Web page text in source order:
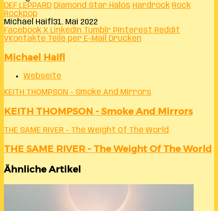
DEF LEPPARD Diamond Star Halos Hardrock Rock
Rockpop
Michael Haifl 31. Mai 2022
Facebook X LinkedIn Tumblr Pinterest Reddit
VKontakte Teile per E-Mail Drucken
Michael Haifl
Webseite
KEITH THOMPSON - Smoke And Mirrors
KEITH THOMPSON - Smoke And Mirrors
THE SAME RIVER - The Weight Of The World
THE SAME RIVER - The Weight Of The World
Ähnliche Artikel